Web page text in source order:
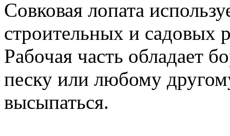
Совковая лопата
строительных и садовых
Рабочая часть обладает
песку или любому
высыпаться.